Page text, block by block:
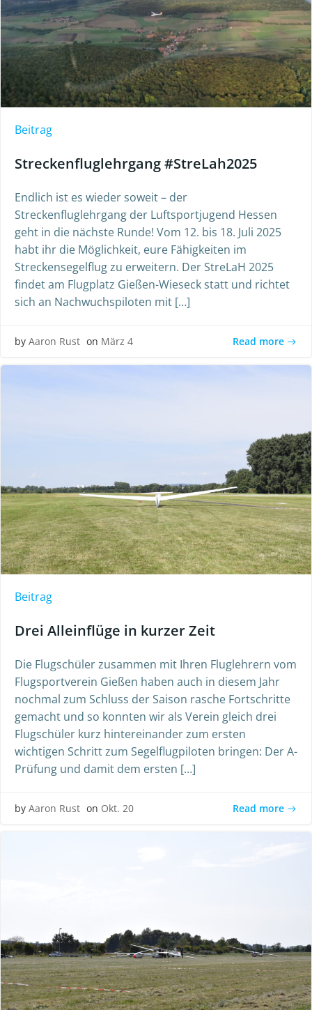
Beitrag
Streckenfluglehrgang #StreLah2025
Endlich ist es wieder soweit – der
Streckenfluglehrgang der Luftsportjugend Hessen
geht in die nächste Runde! Vom 12. bis 18. Juli 2025
habt ihr die Möglichkeit, eure Fähigkeiten im
Streckensegelflug zu erweitern. Der StreLaH 2025
findet am Flugplatz Gießen-Wieseck statt und richtet
sich an Nachwuchspiloten mit […]
by Aaron Rust on März 4 Read more
Beitrag
Drei Alleinflüge in kurzer Zeit
Die Flugschüler zusammen mit Ihren Fluglehrern vom
Flugsportverein Gießen haben auch in diesem Jahr
nochmal zum Schluss der Saison rasche Fortschritte
gemacht und so konnten wir als Verein gleich drei
Flugschüler kurz hintereinander zum ersten
wichtigen Schritt zum Segelflugpiloten bringen: Der A-
Prüfung und damit dem ersten […]
by Aaron Rust on Okt. 20 Read more